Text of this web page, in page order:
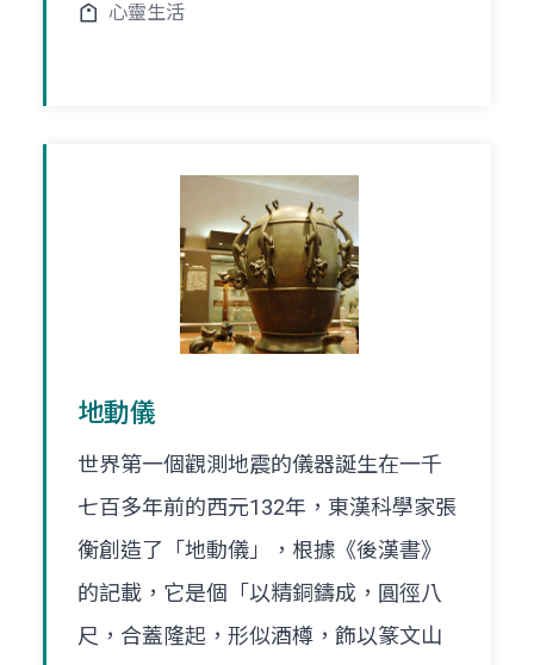
心靈生活
地動儀
世界第一個觀測地震的儀器誕生在一千
七百多年前的西元132年，東漢科學家張
衡創造了「地動儀」，根據《後漢書》
的記載，它是個「以精銅鑄成，圓徑八
尺，合蓋隆起，形似酒樽，飾以篆文山